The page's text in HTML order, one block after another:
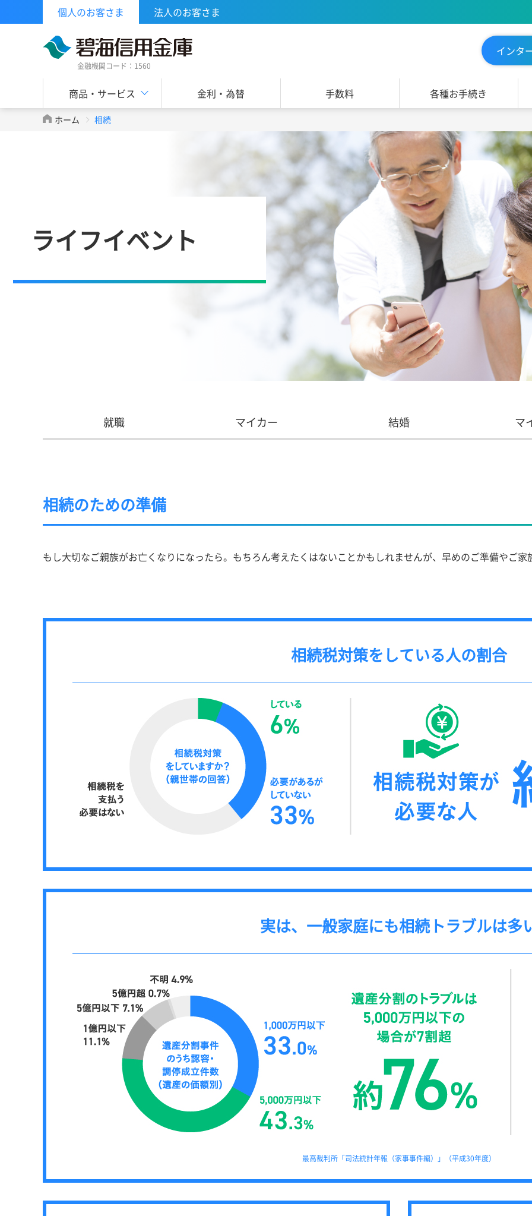
個人のお客さま 法人のお客さま
金融機関コード：1560
インタ
商品・サービス 金利・為替 手数料 各種お手続き
ホーム 相続
ライフイベント
就職 マイカー 結婚 マ
相続のための準備
もし大切なご親族がお亡くなりになったら。もちろん考えたくはないことかもしれませんが、早めのご準備やご
相続税対策をしている人の割合
実は、一般家庭にも相続トラブルは多
最高裁判所「司法統計年報（家事事件編）」（平成30年度）